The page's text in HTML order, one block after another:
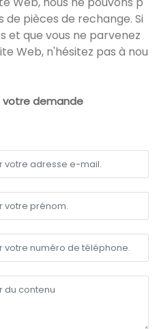
pièces de rechange. Si
et que vous ne parvenez
Web, n'hésitez pas à nou
votre demande